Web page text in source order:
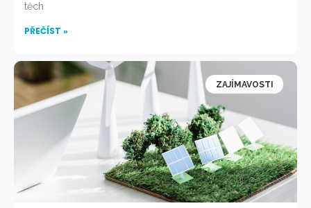
těch
PŘEČÍST »
ZAJÍMAVOSTI